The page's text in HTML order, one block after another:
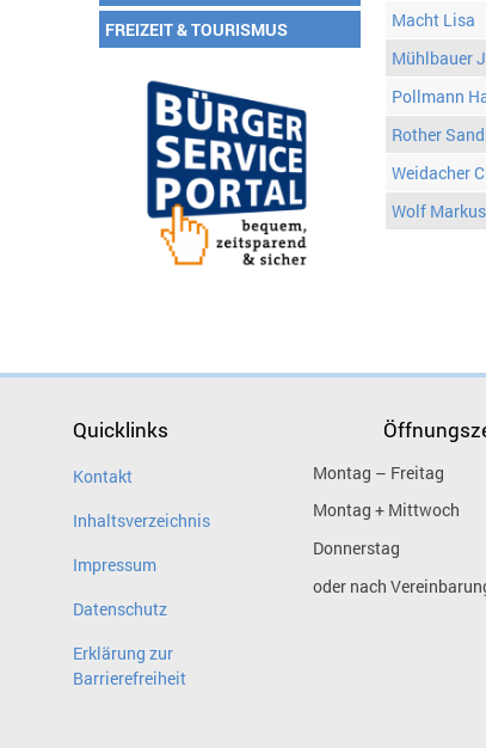
FREIZEIT & TOURISMUS
Macht Lisa
Mühlbauer
Pollmann
Rother
Weidacher
Wolf Markus
Quicklinks
Kontakt
Inhaltsverzeichnis
Impressum
Datenschutz
Erklärung zur
Barrierefreiheit
Montag – Freitag
Montag + Mittwoch
Donnerstag
oder nach